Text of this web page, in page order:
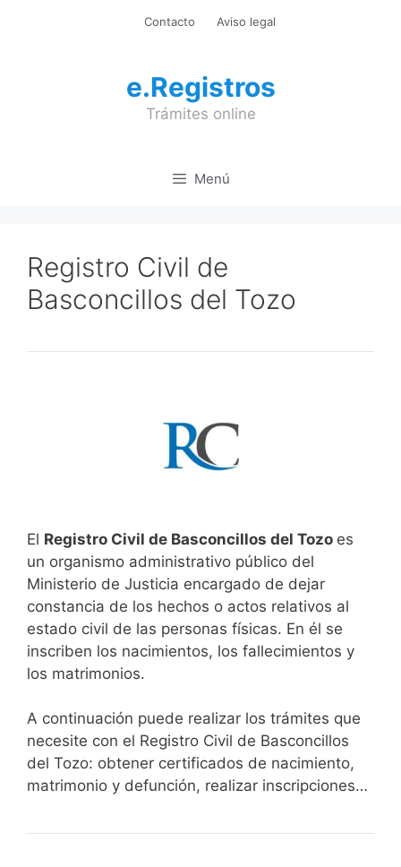
Contacto Aviso legal
e.Registros
Trámites online
Menú
Registro Civil de
Basconcillos del Tozo
El Registro Civil de Basconcillos del Tozo es
un organismo administrativo público del
Ministerio de Justicia encargado de dejar
constancia de los hechos o actos relativos al
estado civil de las personas físicas. En él se
inscriben los nacimientos, los fallecimientos y
los matrimonios.
A continuación puede realizar los trámites que
necesite con el Registro Civil de Basconcillos
del Tozo: obtener certificados de nacimiento,
matrimonio y defunción, realizar inscripciones…